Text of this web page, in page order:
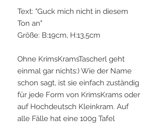
Text: "Guck mich nicht in diesem
Ton an"
Größe: B:19cm, H:13,5cm
Ohne KrimsKramsTascherl geht
einmal gar nichts:) Wie der Name
schon sagt, ist sie einfach zuständig
für jede Form von KrimsKrams oder
auf Hochdeutsch Kleinkram. Auf
alle Fälle hat eine 100g Tafel